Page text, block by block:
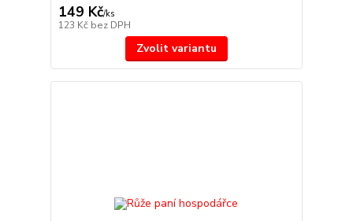
149 Kč/ks
123 Kč bez DPH
Zvolit variantu